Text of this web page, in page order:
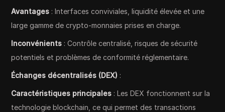
Avantages : Interfaces conviviales, liquidité élevée et une
large gamme de crypto-monnaies prises en charge.
Inconvénients : Contrôle centralisé, risques de sécurité
potentiels et problèmes de conformité réglementaire.
Échanges décentralisés (DEX) :
Caractéristiques principales : Les DEX fonctionnent sur la
technologie blockchain, ce qui permet des transactions